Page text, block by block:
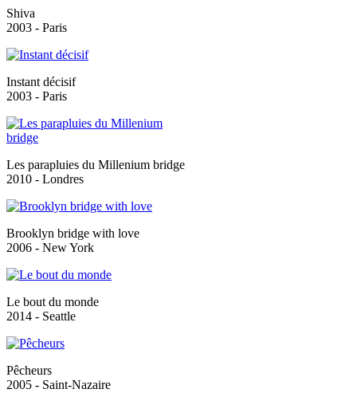
Shiva
2003 - Paris
Instant décisif
2003 - Paris
Les parapluies du Millenium bridge
2010 - Londres
Brooklyn bridge with love
2006 - New York
Le bout du monde
2014 - Seattle
Pêcheurs
2005 - Saint-Nazaire